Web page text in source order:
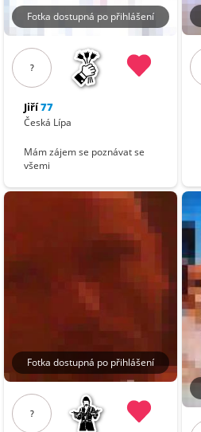
Fotka dostupná po přihlášení
?
Jiří77
Česká Lípa
Mám zájem se poznávat se
všemi
Fotka dostupná po přihlášení
?